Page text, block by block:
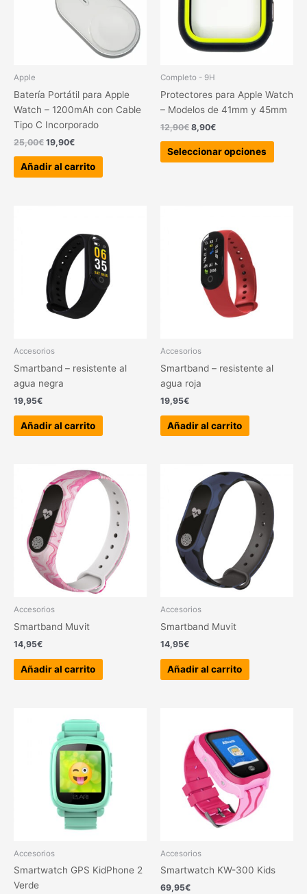
Apple
Batería Portátil para Apple
Watch – 1200mAh con Cable
Tipo C Incorporado
25,00€ 19,90€
Añadir al carrito
Completo - 9H
Protectores para Apple Watch
– Modelos de 41mm y 45mm
12,90€ 8,90€
Seleccionar opciones
en
Accesorios
Smartband – resistente al
agua negra
19,95€
Añadir al carrito
Accesorios
Smartband – resistente al
agua roja
19,95€
Añadir al carrito
Accesorios
Smartband Muvit
14,95€
Añadir al carrito
Accesorios
Smartband Muvit
14,95€
Añadir al carrito
Accesorios
Smartwatch GPS KidPhone 2
Verde
Accesorios
Smartwatch KW-300 Kids
69,95€